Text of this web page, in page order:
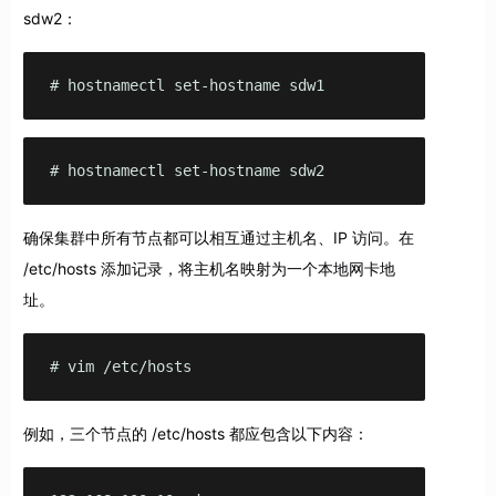
sdw2：
# hostnamectl set-hostname sdw1
# hostnamectl set-hostname sdw2
确保集群中所有节点都可以相互通过主机名、IP 访问。在
/etc/hosts 添加记录，将主机名映射为一个本地网卡地
址。
# vim /etc/hosts
例如，三个节点的 /etc/hosts 都应包含以下内容：